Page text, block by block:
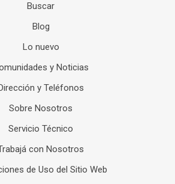
Buscar
Blog
Lo nuevo
y Noticias
y Teléfonos
Sobre Nosotros
Servicio Técnico
con Nosotros
de Uso del Sitio Web